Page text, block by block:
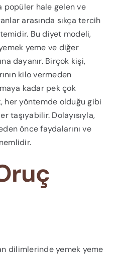
popüler hale gelen ve
arasında sıkça tercih
Bu diyet modeli,
yeme ve diğer
dayanır. Birçok kişi,
kilo vermeden
kadar pek çok
her yöntemde olduğu gibi
taşıyabilir. Dolayısıyla,
önce faydalarını ve
dilimlerinde yemek yeme